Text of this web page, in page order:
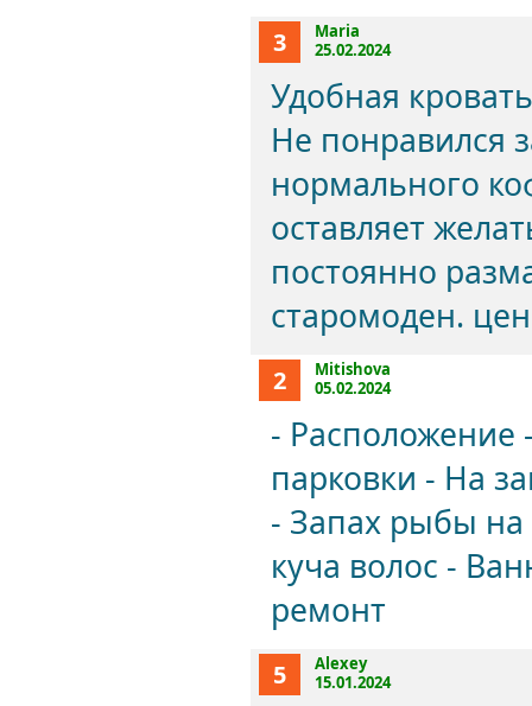
3
Maria
25.02.2024
Удобная
Не понравился
нормального
оставляет
постоянно
старомоден.
2
Mitishova
05.02.2024
-
парковки - На
- Запах рыбы на
куча волос -
ремонт
5
Alexey
15.01.2024